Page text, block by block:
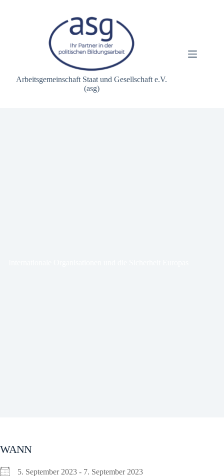
Arbeitsgemeinschaft Staat und Gesellschaft e.V.
(asg)
WANN
5. September 2023 - 7. September 2023